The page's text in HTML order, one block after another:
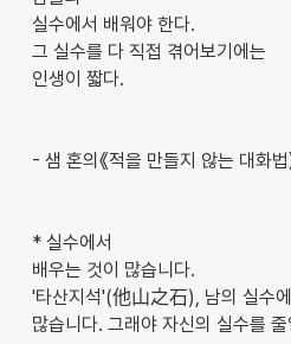
실수에서 배워야 한다.
그 실수를 다 직접 겪어보기에는
인생이 짧다.
- 샘 혼의《적을 만들지 않는 대화법
* 실수에서
배우는 것이 많습니다.
'타산지석'(他山之石), 남의 실수
많습니다. 그래야 자신의 실수를